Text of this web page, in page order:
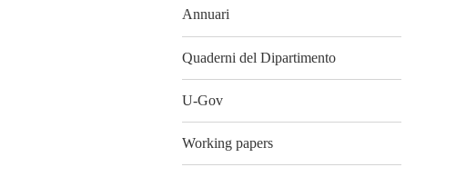
Annuari
Quaderni del Dipartimento
U-Gov
Working papers